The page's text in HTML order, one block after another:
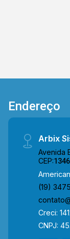
Raia, os
Skyfit, além
Entre em
cada
Endereço
Arbix
Avenida
CEP:
(19)
Creci:
CNPJ: